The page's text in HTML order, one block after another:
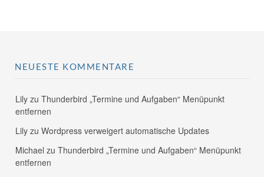
NEUESTE KOMMENTARE
Lily zu Thunderbird „Termine und Aufgaben“ Menüpunkt
entfernen
Lily zu Wordpress verweigert automatische Updates
Michael zu Thunderbird „Termine und Aufgaben“ Menüpunkt
entfernen